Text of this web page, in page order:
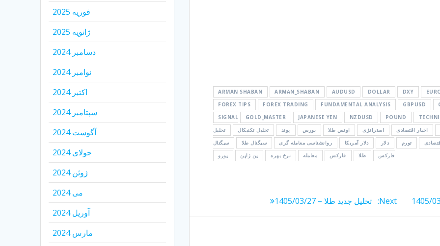
ARMAN SHABAN ARMAN_SHABAN AUDUSD DOLLAR DXY
FOREX TIPS
FOREX TRADING FUNDAMENTAL ANALYSIS GBPUSD
SIGNAL
GOLD_MASTER JAPANESE YEN NZDUSD POUND
اخبار اقتصادی استراتژی اونس طلا بورس پوند تحلیل تکنیکال
تحلیل
تورم دلار دلار آمریکا روانشناسی معامله گری سیگنال طلا
سیگنال
فارکس
طلا فارکس معامله نرخ بهره ین ژاپن یورو
Next:
Next
تحلیل جدید طلا – 1405/03/27
فوریه 2025
ژانویه 2025
دسامبر 2024
نوامبر 2024
اکتبر 2024
سپتامبر 2024
آگوست 2024
جولای 2024
ژوئن 2024
می 2024
آوریل 2024
مارس 2024